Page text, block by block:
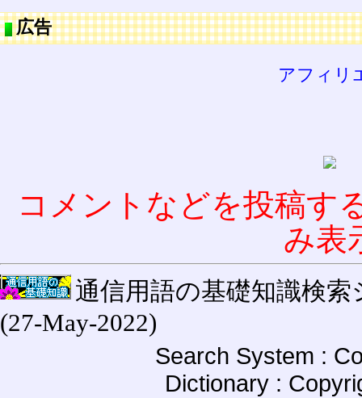
広告
アフィリ
コメントなどを投稿す
み表
通信用語の基礎知識検索
(27-May-2022)
Search System :
Dictionary :